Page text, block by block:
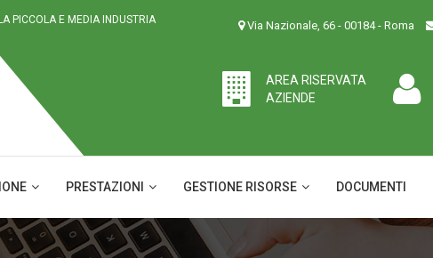
PICCOLA E MEDIA INDUSTRIA
Via Nazionale, 66 - 00184 - Roma
AREA RISERVATA
AZIENDE
PRESTAZIONI GESTIONE RISORSE DOCUMENTI